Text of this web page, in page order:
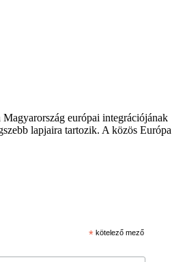
európai integrációjának
lapjaira tartozik. A közös Európa
* kötelező mező